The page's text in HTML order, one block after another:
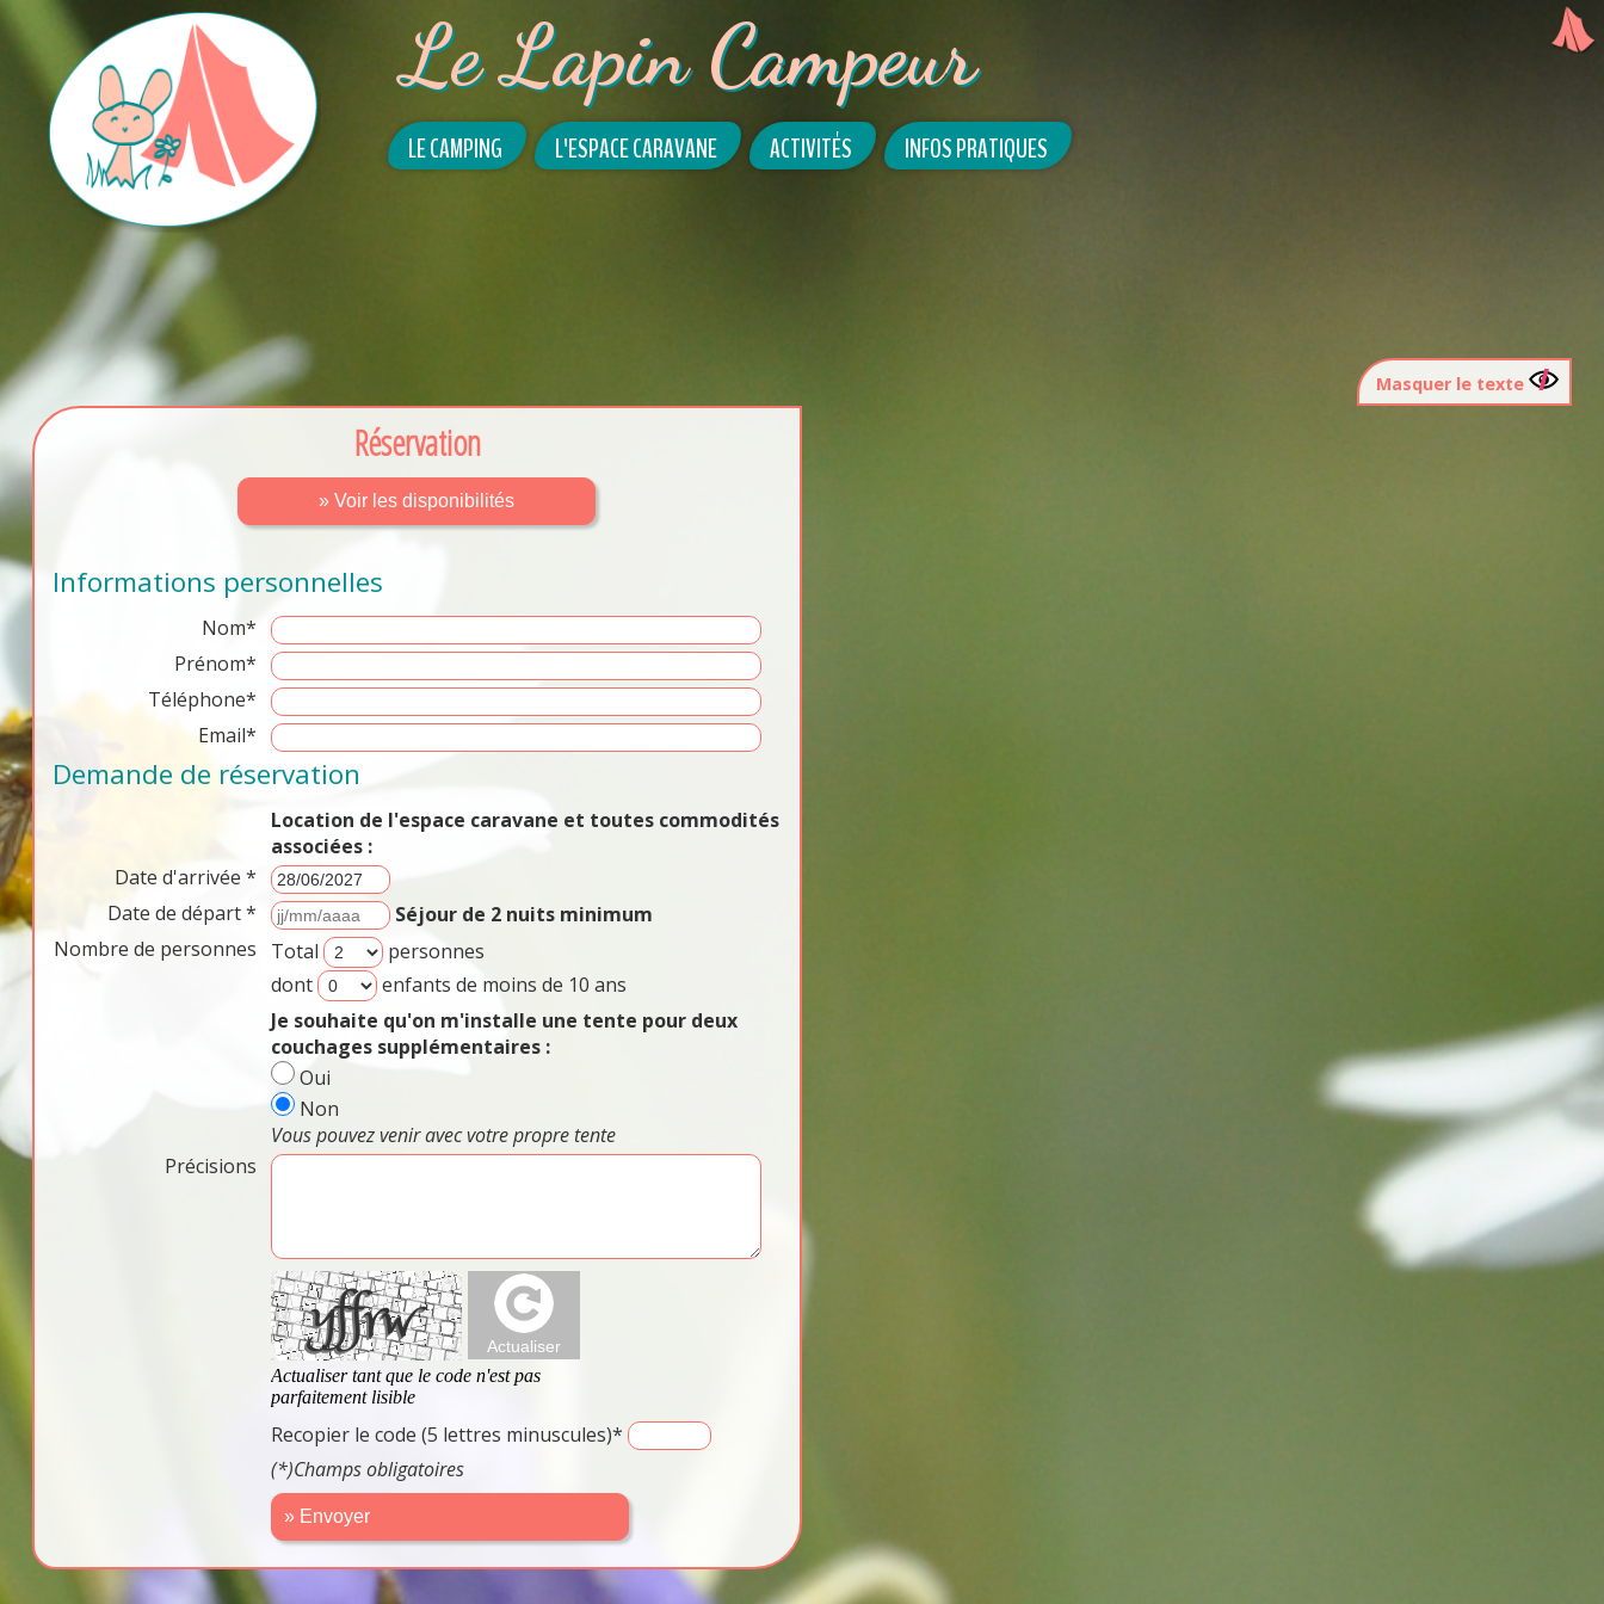
Le Lapin Campeur
LE CAMPING L'ESPACE CARAVANE ACTIVITÉS INFOS PRATIQUES
Masquer le texte
Réservation
» Voir les disponibilités
Informations personnelles
Nom*
Prénom*
Téléphone*
Email*
Demande de réservation
Location de l'espace caravane et toutes commodités
associées :
Date d'arrivée *
Date de départ *
Séjour de 2 nuits minimum
Nombre de personnes
Total
personnes
dont
enfants de moins de 10 ans
Je souhaite qu'on m'installe une tente pour deux
couchages supplémentaires :
Oui
Non
Vous pouvez venir avec votre propre tente
Précisions
Recopier le code (5 lettres minuscules)*
(*)Champs obligatoires
» Envoyer